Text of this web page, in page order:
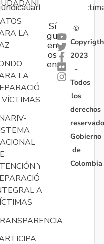
LA
LA
Y
A
Sí
gu
en
os
en:
©
Copyrigth
2023
-
Todos
los
derechos
Gobierno
de
Colombia